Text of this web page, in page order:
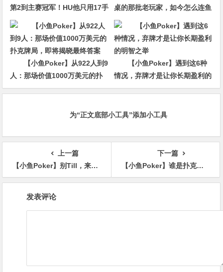
第2到主赛冠军！HU他只用17手
牌就赢走1000万刀！
桌的那批老玩家，如今怎么连鱼
都打不过了
【小鱼Poker】从922人到9
人：那场价值1000万美元的扑
克牌局，即将揭晓最终答案
【小鱼Poker】遇到这6种
情况，弃牌才是让你长期盈利的
明智之举
为“正文底部小工具”添加小工具
上一篇
【小鱼Poker】别Till，来Jeju Chill——必去景点+路线打包+管家制定
下一篇
【小鱼Poker】谁是扑克圈最有“活人感”的玩家？
发表评论